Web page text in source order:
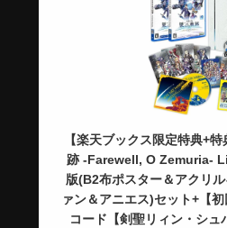
【楽天ブックス限定特典+
跡 -Farewell, O Zemuria-
版(B2布ポスター＆アクリ
ァン＆アニエス)セット+【
コード【剣聖リィン・シュ